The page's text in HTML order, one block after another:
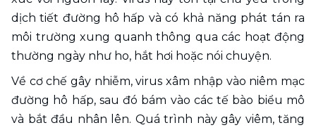
dịch tiết đường hô hấp và có khả năng phát tán ra
môi trường xung quanh thông qua các hoạt động
thường ngày như ho, hắt hơi hoặc nói chuyện.
Về cơ chế gây nhiễm, virus xâm nhập vào niêm mạc
đường hô hấp, sau đó bám vào các tế bào biểu mô
và bắt đầu nhân lên. Quá trình này gây viêm, tăng